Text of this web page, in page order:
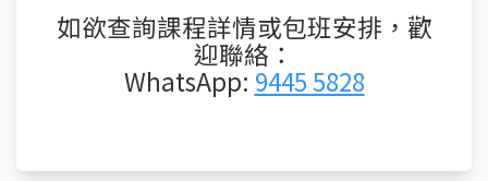
如欲查詢課程詳情或包班安排，歡
迎聯絡：
WhatsApp: 9445 5828